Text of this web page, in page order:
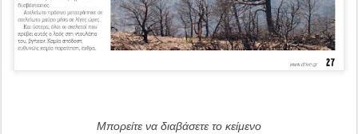
Μπορείτε να διαβάσετε το κείμενο